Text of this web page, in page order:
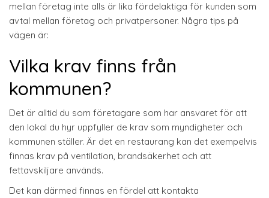
mellan företag inte alls är lika fördelaktiga för kunden som
avtal mellan företag och privatpersoner. Några tips på
vägen är:
Vilka krav finns från
kommunen?
Det är alltid du som företagare som har ansvaret för att
den lokal du hyr uppfyller de krav som myndigheter och
kommunen ställer. Är det en restaurang kan det exempelvis
finnas krav på ventilation, brandsäkerhet och att
fettavskiljare används.
Det kan därmed finnas en fördel att kontakta